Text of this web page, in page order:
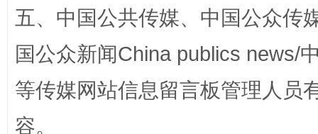
五、中国公共传媒、中国公众传
国公众新闻China publics news/
等传媒网站信息留言板管理人员
容。